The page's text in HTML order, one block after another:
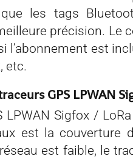
les tags
précision. Le
l’abonnement est
etc.
GPS LPWAN
LPWAN Sigfox /
est la couverture
est faible, le